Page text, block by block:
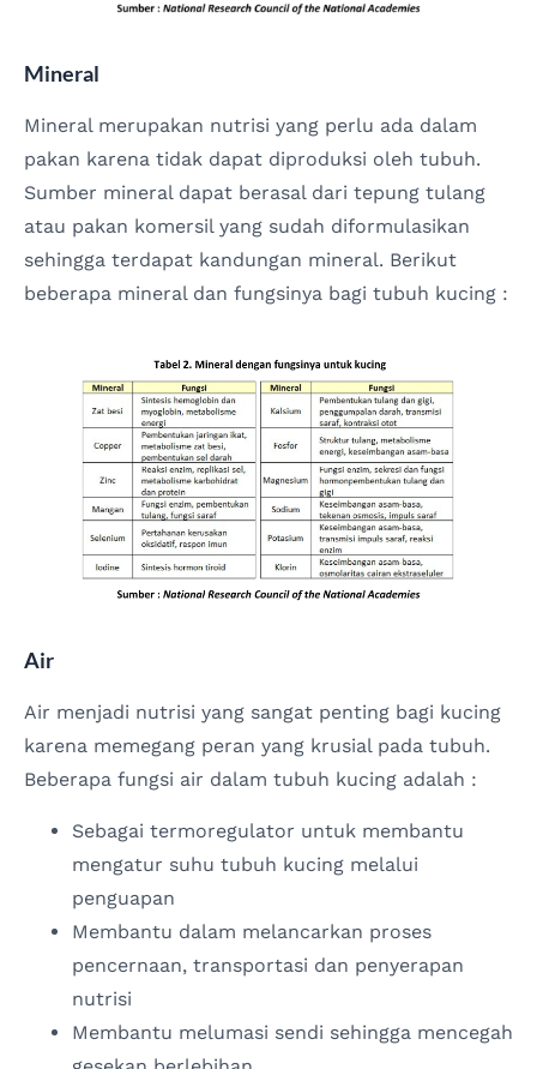
Mineral
Mineral merupakan nutrisi yang perlu ada dalam
pakan karena tidak dapat diproduksi oleh tubuh.
Sumber mineral dapat berasal dari tepung tulang
atau pakan komersil yang sudah diformulasikan
sehingga terdapat kandungan mineral. Berikut
beberapa mineral dan fungsinya bagi tubuh kucing :
Air
Air menjadi nutrisi yang sangat penting bagi kucing
karena memegang peran yang krusial pada tubuh.
Beberapa fungsi air dalam tubuh kucing adalah :
Sebagai termoregulator untuk membantu
mengatur suhu tubuh kucing melalui
penguapan
Membantu dalam melancarkan proses
pencernaan, transportasi dan penyerapan
nutrisi
Membantu melumasi sendi sehingga mencegah